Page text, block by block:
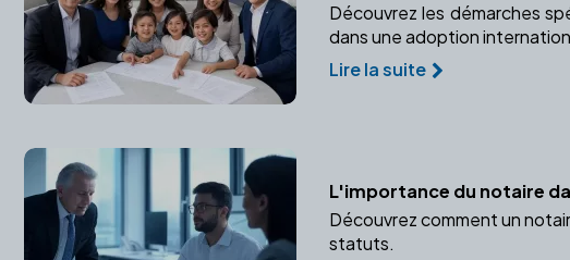
Découvrez les démarches
dans une adoption
Lire la suite
L'importance du notaire
Découvrez comment un
statuts.